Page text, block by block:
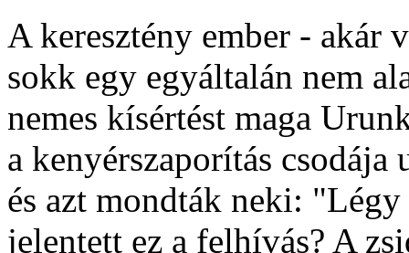
A keresztény ember - akár
sokk egy egyáltalán nem
nemes kísértést maga
a kenyérszaporítás
és azt mondták neki:
jelentett ez a felhívás? A